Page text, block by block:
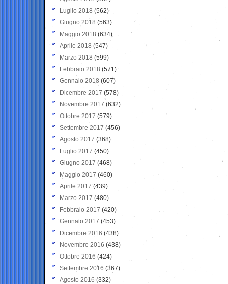
Luglio 2018 (562)
Giugno 2018 (563)
Maggio 2018 (634)
Aprile 2018 (547)
Marzo 2018 (599)
Febbraio 2018 (571)
Gennaio 2018 (607)
Dicembre 2017 (578)
Novembre 2017 (632)
Ottobre 2017 (579)
Settembre 2017 (456)
Agosto 2017 (368)
Luglio 2017 (450)
Giugno 2017 (468)
Maggio 2017 (460)
Aprile 2017 (439)
Marzo 2017 (480)
Febbraio 2017 (420)
Gennaio 2017 (453)
Dicembre 2016 (438)
Novembre 2016 (438)
Ottobre 2016 (424)
Settembre 2016 (367)
Agosto 2016 (332)